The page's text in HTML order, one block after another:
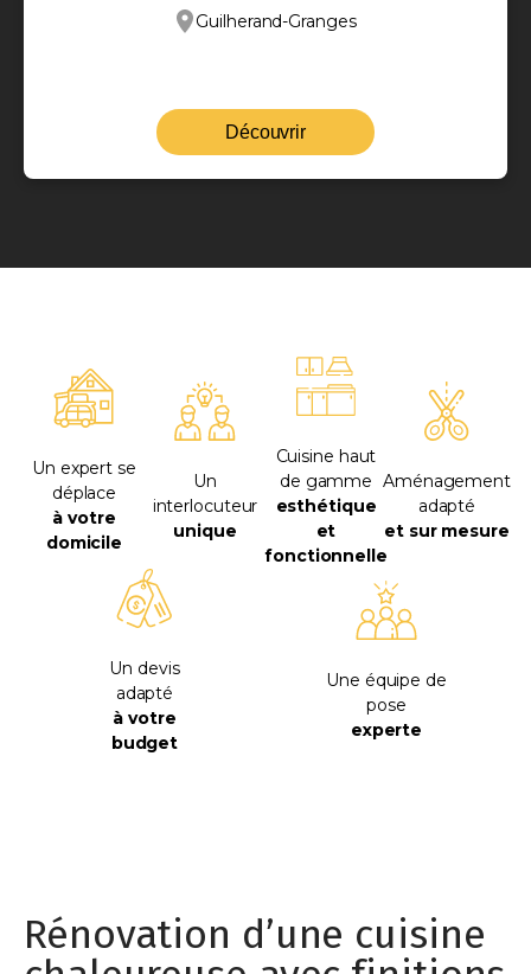
Guilherand-Granges
Découvrir
Un expert se
déplace
à votre
domicile
Un
interlocuteur
unique
Cuisine haut
de gamme
esthétique
et
fonctionnelle
Aménagement
adapté
et sur mesure
Un devis
adapté
à votre
budget
Une équipe de
pose
experte
Rénovation d’une cuisine